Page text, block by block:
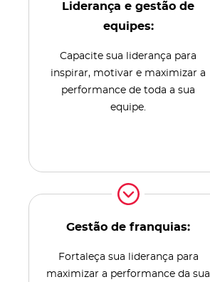
Liderança e gestão de
equipes:
Capacite sua liderança para
inspirar, motivar e maximizar a
performance de toda a sua
equipe.
Gestão de franquias:
Fortaleça sua liderança para
maximizar a performance da sua